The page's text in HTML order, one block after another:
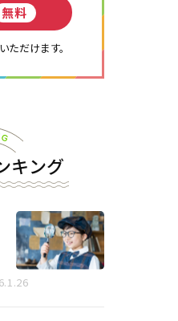
無料
ただけます。
キング